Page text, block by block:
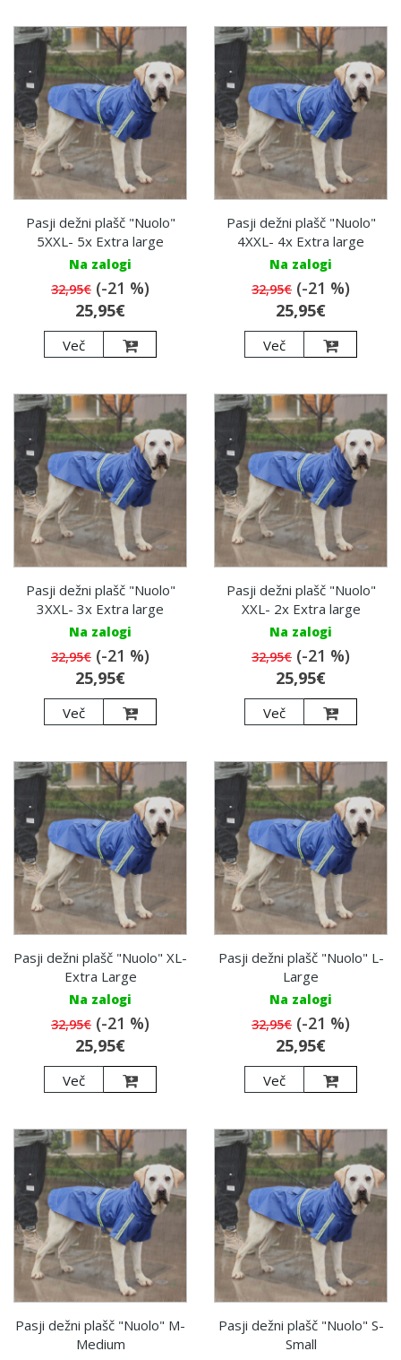
Pasji dežni plašč "Nuolo"
5XXL- 5x Extra large
Na zalogi
32,95€ (-21 %)
25,95€
Več
Pasji dežni plašč "Nuolo"
4XXL- 4x Extra large
Na zalogi
32,95€ (-21 %)
25,95€
Več
Pasji dežni plašč "Nuolo"
3XXL- 3x Extra large
Na zalogi
32,95€ (-21 %)
25,95€
Več
Pasji dežni plašč "Nuolo"
XXL- 2x Extra large
Na zalogi
32,95€ (-21 %)
25,95€
Več
Pasji dežni plašč "Nuolo" XL-
Extra Large
Na zalogi
32,95€ (-21 %)
25,95€
Več
Pasji dežni plašč "Nuolo" L-
Large
Na zalogi
32,95€ (-21 %)
25,95€
Več
Pasji dežni plašč "Nuolo" M-
Medium
Pasji dežni plašč "Nuolo" S-
Small